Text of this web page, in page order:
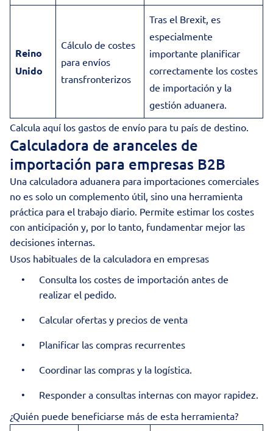
Reino
Unido
Cálculo de costes
para envíos
transfronterizos
Tras el Brexit, es
especialmente
importante planificar
correctamente los costes
de importación y la
gestión aduanera.
Calcula aquí los gastos de envío para tu país de destino.
Calculadora de aranceles de
importación para empresas B2B
Una calculadora aduanera para importaciones comerciales
no es solo un complemento útil, sino una herramienta
práctica para el trabajo diario. Permite estimar los costes
con anticipación y, por lo tanto, fundamentar mejor las
decisiones internas.
Usos habituales de la calculadora en empresas
Consulta los costes de importación antes de
realizar el pedido.
Calcular ofertas y precios de venta
Planificar las compras recurrentes
Coordinar las compras y la logística.
Responder a consultas internas con mayor rapidez.
¿Quién puede beneficiarse más de esta herramienta?